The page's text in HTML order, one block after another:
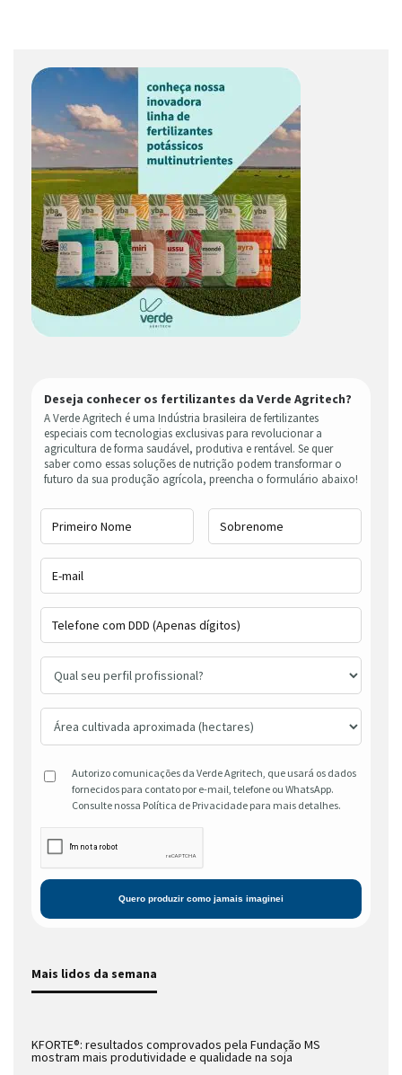
Deseja conhecer os fertilizantes da Verde Agritech?
A Verde Agritech é uma Indústria brasileira de fertilizantes
especiais com tecnologias exclusivas para revolucionar a
agricultura de forma saudável, produtiva e rentável. Se quer
saber como essas soluções de nutrição podem transformar o
futuro da sua produção agrícola, preencha o formulário abaixo!
Autorizo comunicações da Verde Agritech, que usará os dados
fornecidos para contato por e-mail, telefone ou WhatsApp.
Consulte nossa Política de Privacidade para mais detalhes.
Mais lidos da semana
KFORTE®: resultados comprovados pela Fundação MS
mostram mais produtividade e qualidade na soja